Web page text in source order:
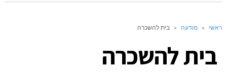
ראשי » מודעה » בית להשכרה
בית להשכרה